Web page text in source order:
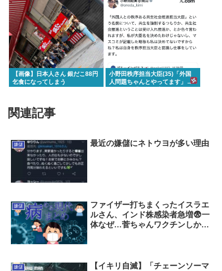
【画像】日本人さん 銀だこ88円
乞食になってしまう
小野田秩序担当大臣(35)「外国
人問題ちゃんとやってます」→
関連記事
嫌儲 最近の嫌儲にネトウヨが多い理由
嫌儲
ファイザー打ちまくったイスラエ
ルさん、インド株感染者急増😨一
体なぜ…菅ちゃんワクチンしか考
嫌儲
【イキリ自滅】「チェーンソーマ